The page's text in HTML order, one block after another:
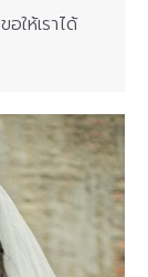
ให้เราได้